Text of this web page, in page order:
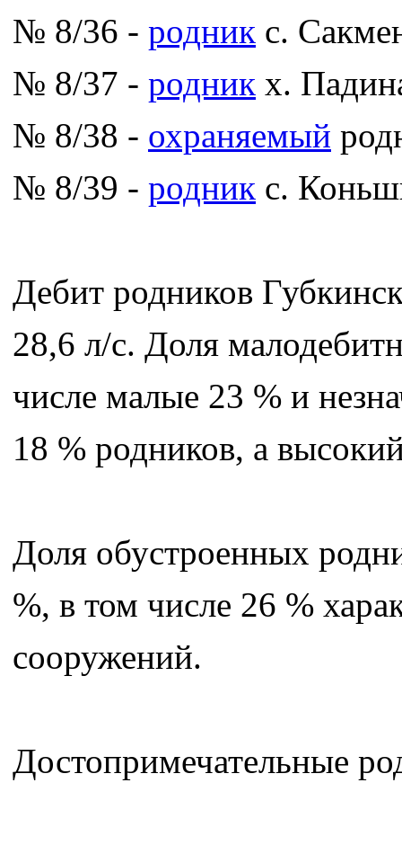
№ 8/36 - родник с.
№ 8/37 - родник х.
№ 8/38 - охраняемый
№ 8/39 - родник с.
Дебит родников
28,6 л/с. Доля
числе малые 23 % и
18 % родников, а
Доля обустроенных
%, в том числе 26 %
сооружений.
Достопримечательные